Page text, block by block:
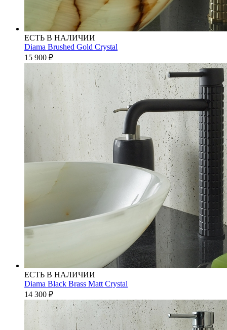
ЕСТЬ В НАЛИЧИИ
Diama Brushed Gold Crystal
15 900 ₽
ЕСТЬ В НАЛИЧИИ
Diama Black Brass Matt Crystal
14 300 ₽